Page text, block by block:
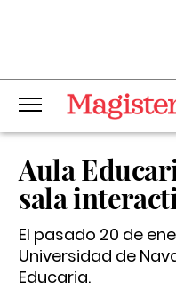
Aula
sala
El pasado 20 de
Universidad de
Educaria.